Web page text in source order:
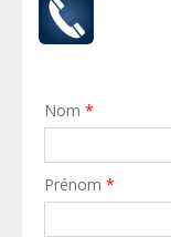
Nom *
Prénom *